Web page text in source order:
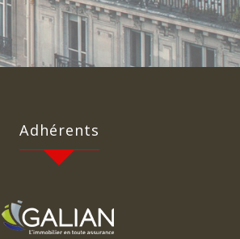
adhérents